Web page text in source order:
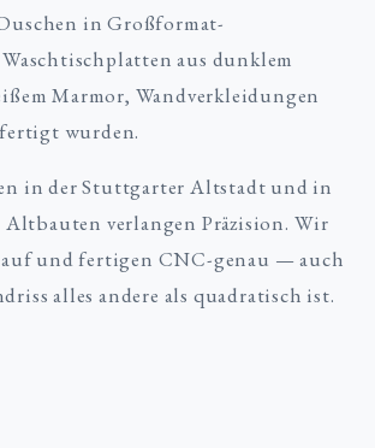
in Großformat-
aus dunklem
Marmor, Wandverkleidungen
wurden.
in der Stuttgarter Altstadt und in
verlangen Präzision. Wir
auf und fertigen CNC-genau — auch
alles andere als quadratisch ist.